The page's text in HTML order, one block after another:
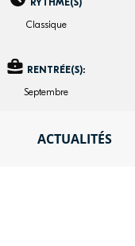
RYTHME(S)
Classique
RENTRÉE(S):
Septembre
ACTUALITÉS